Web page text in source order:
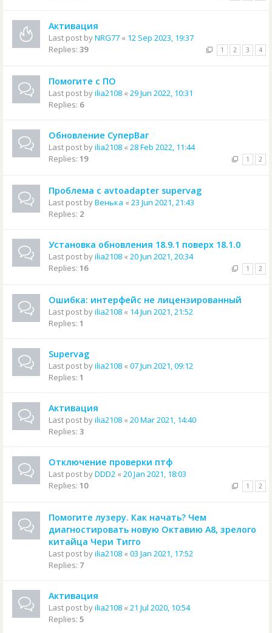
Активация
Last post byNRG77 « 12 Sep 2023, 19:37
Replies: 39 1 2 3 4
Помогите с ПО
Last post byilia2108 « 29 Jun 2022, 10:31
Replies: 6
Обновление СуперВаг
Last post byilia2108 « 28 Feb 2022, 11:44
Replies: 19 1 2
Проблема с avtoadapter supervag
Last post byВенька « 23 Jun 2021, 21:43
Replies: 2
Установка обновления 18.9.1 поверх 18.1.0
Last post byilia2108 « 20 Jun 2021, 20:34
Replies: 16 1 2
Ошибка: интерфейс не лицензированный
Last post byilia2108 « 14 Jun 2021, 21:52
Replies: 1
Supervag
Last post byilia2108 « 07 Jun 2021, 09:12
Replies: 1
Активация
Last post byilia2108 « 20 Mar 2021, 14:40
Replies: 3
Отключение проверки птф
Last post byDDD2 « 20 Jan 2021, 18:03
Replies: 10 1 2
Помогите лузеру. Как начать? Чем
диагностировать новую Октавию А8, зрелого
китайца Чери Тигго
Last post byilia2108 « 03 Jan 2021, 17:52
Replies: 7
Активация
Last post byilia2108 « 21 Jul 2020, 10:54
Replies: 5